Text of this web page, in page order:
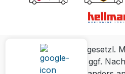
Alle Preise inkl. gesetzl.
Versandkostenund ggf.